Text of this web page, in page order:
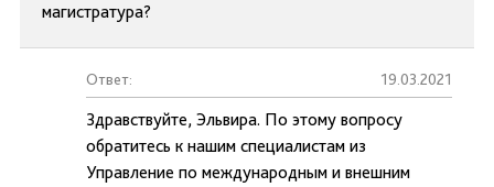
магистратура?
Ответ: 19.03.2021
Здравствуйте, Эльвира. По этому вопросу
обратитесь к нашим специалистам из
Управление по международным и внешним